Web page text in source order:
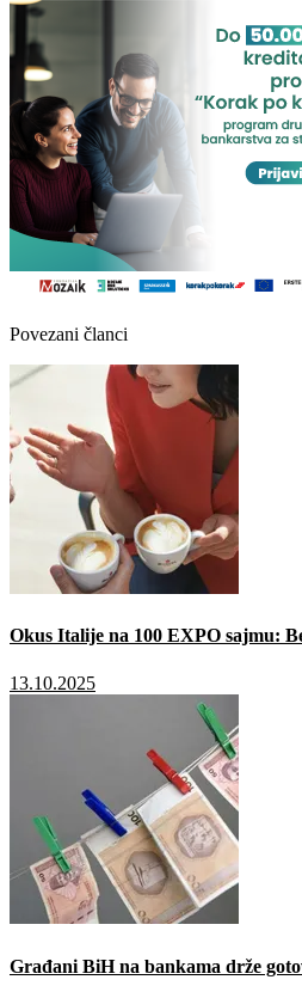
Povezani članci
Okus Italije na 100 EXPO sajmu:
13.10.2025
Građani BiH na bankama drže